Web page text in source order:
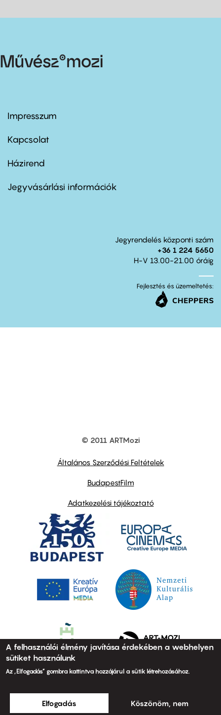
Footer
first
Impresszum
Kapcsolat
Footer
second
Házirend
Jegyvásárlási információk
Jegyrendelés központi szám
+36 1 224 5650
H-V 13.00-21.00 óráig
Fejlesztés és üzemeltetés:
© 2011 ARTMozi
Általános Szerződési Feltételek
BudapestFilm
Adatkezelési tájékoztató
A felhasználói élmény javítása érdekében a webhelyen
sütiket használunk
Az „Elfogadás” gombra kattintva hozzájárul a sütik létrehozásához.
Elfogadás Köszönöm, nem